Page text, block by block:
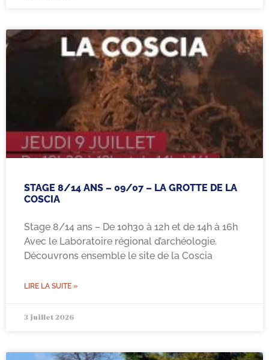
STAGE 8/14 ANS – 09/07 – LA GROTTE DE LA
COSCIA
Stage 8/14 ans – De 10h30 à 12h et de 14h à 16h
Avec le Laboratoire régional d’archéologie.
Découvrons ensemble le site de la Coscia
LIRE LA SUITE »
3 juillet 2026